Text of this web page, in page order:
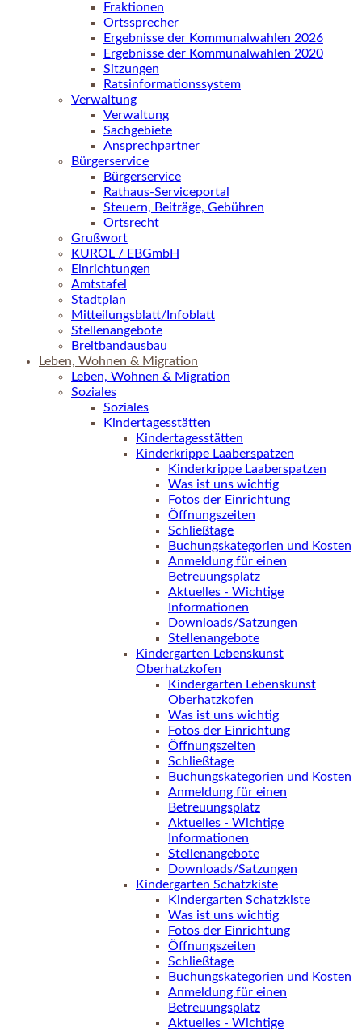
Fraktionen
Ortssprecher
Ergebnisse der Kommunalwahlen 2026
Ergebnisse der Kommunalwahlen 2020
Sitzungen
Ratsinformationssystem
Verwaltung
Verwaltung
Sachgebiete
Ansprechpartner
Bürgerservice
Bürgerservice
Rathaus-Serviceportal
Steuern, Beiträge, Gebühren
Ortsrecht
Grußwort
KUROL / EBGmbH
Einrichtungen
Amtstafel
Stadtplan
Mitteilungsblatt/Infoblatt
Stellenangebote
Breitbandausbau
Leben, Wohnen & Migration
Leben, Wohnen & Migration
Soziales
Soziales
Kindertagesstätten
Kindertagesstätten
Kinderkrippe Laaberspatzen
Kinderkrippe Laaberspatzen
Was ist uns wichtig
Fotos der Einrichtung
Öffnungszeiten
Schließtage
Buchungskategorien und Kosten
Anmeldung für einen
Betreuungsplatz
Aktuelles - Wichtige
Informationen
Downloads/Satzungen
Stellenangebote
Kindergarten Lebenskunst
Oberhatzkofen
Kindergarten Lebenskunst
Oberhatzkofen
Was ist uns wichtig
Fotos der Einrichtung
Öffnungszeiten
Schließtage
Buchungskategorien und Kosten
Anmeldung für einen
Betreuungsplatz
Aktuelles - Wichtige
Informationen
Stellenangebote
Downloads/Satzungen
Kindergarten Schatzkiste
Kindergarten Schatzkiste
Was ist uns wichtig
Fotos der Einrichtung
Öffnungszeiten
Schließtage
Buchungskategorien und Kosten
Anmeldung für einen
Betreuungsplatz
Aktuelles - Wichtige